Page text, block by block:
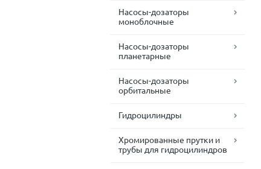
Насосы-дозаторы
моноблочные
Насосы-дозаторы
планетарные
Насосы-дозаторы
орбитальные
Гидроцилиндры
Хромированные прутки и
трубы для гидроцилиндров